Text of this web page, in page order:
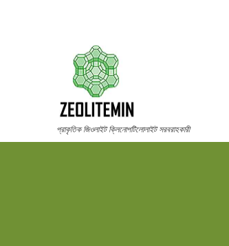
প্রাকৃতিক জিওলাইট ক্লিনোপটিলোলাইট সরবরাহকারী